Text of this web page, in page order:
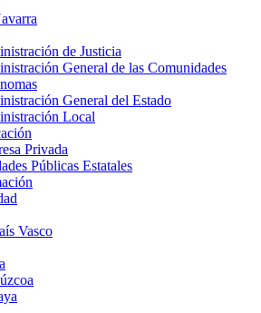
de Justicia
General de las Comunidades
General del Estado
Local
Privada
Públicas Estatales
Vasco